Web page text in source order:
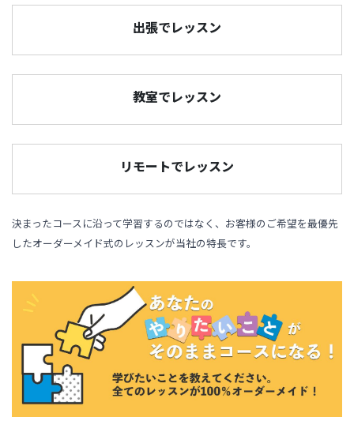
出張でレッスン
教室でレッスン
リモートでレッスン
決まったコースに沿って学習するのではなく、お客様のご希望を最優先
したオーダーメイド式のレッスンが当社の特長です。